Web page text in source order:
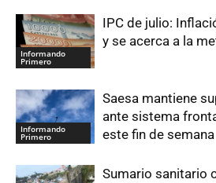
Informando
Primero
IPC de julio:
y se acerca a la
Informando
Primero
Saesa mantiene
ante sistema
este fin de semana
Sumario sanitario